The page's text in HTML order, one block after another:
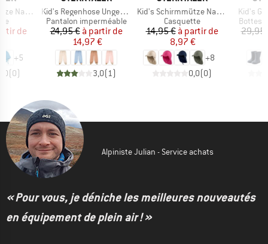
Basic
réduit
de
+5
(0)
Article
Kid's Regenhose Ungefüttert Uni
Product group
Pantalon imperméable
Prix
24,95 € Prix réduit
à partir de
14,97 €
3,0(1)
Article
Kid's Schirmmütze Nacken
Product group
Casquette
Prix
14,95 € Prix réduit
à partir de
8,97 €
+8
0,0(0)
Article
Kid's
Bottes
29,95
Alpiniste Julian - Service achats
« Pour vous, je déniche les meilleures nouveautés
en équipement de plein air ! »